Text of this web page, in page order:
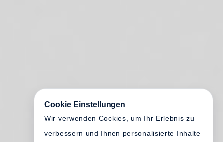
Cookie Einstellungen
Wir verwenden Cookies, um Ihr Erlebnis zu
verbessern und Ihnen personalisierte Inhalte